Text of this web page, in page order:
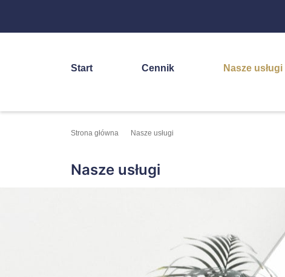
Start Cennik Nasze usługi
Strona główna Nasze usługi
Nasze usługi